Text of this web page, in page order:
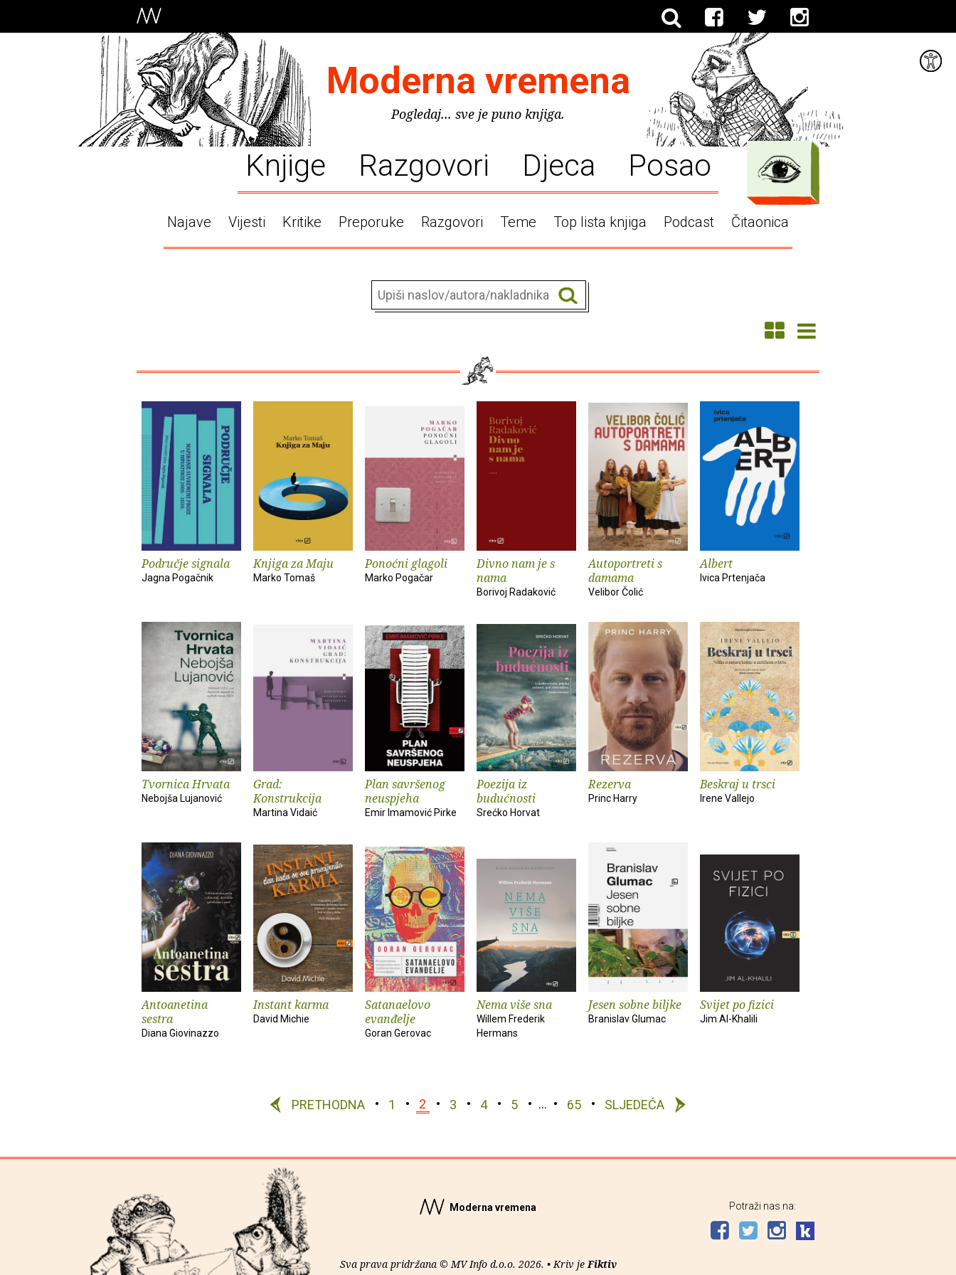
Moderna vremena
Pogledaj... sve je puno knjiga.
Knjige Razgovori Djeca Posao
Najave Vijesti Kritike Preporuke Razgovori Teme Top lista knjiga Podcast Čitaonica
Područje signala
Jagna Pogačnik
Knjiga za Maju
Marko Tomaš
Ponoćni glagoli
Marko Pogačar
Divno nam je s
nama
Borivoj Radaković
Autoportreti s
damama
Velibor Čolić
Albert
Ivica Prtenjača
Tvornica Hrvata
Nebojša Lujanović
Grad:
Konstrukcija
Martina Vidaić
Plan savršenog
neuspjeha
Emir Imamović Pirke
Poezija iz
budućnosti
Srećko Horvat
Rezerva
Princ Harry
Beskraj u trsci
Irene Vallejo
Antoanetina
sestra
Diana Giovinazzo
Instant karma
David Michie
Satanaelovo
evanđelje
Goran Gerovac
Nema više sna
Willem Frederik
Hermans
Jesen sobne biljke
Branislav Glumac
Svijet po fizici
Jim Al-Khalili
PRETHODNA 1 2 3 4 5 … 65 SLJEDEĆA
Moderna vremena
Sva prava pridržana © MV Info d.o.o. 2026. • Kriv je Fiktiv
Potraži nas na: